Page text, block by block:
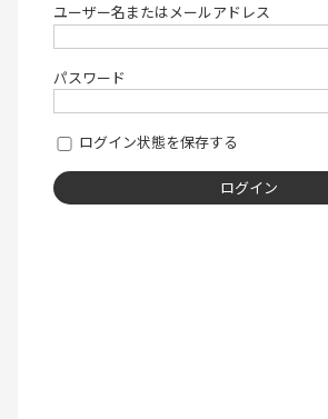
ユーザー名またはメールアドレス
パスワード
ログイン状態を保存する